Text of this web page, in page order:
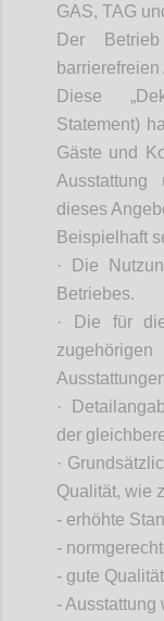
GAS, TAG
Der
Diese
Statement)
Gäste und
Ausstattung
dieses
Beispielhaft
· Die
Betriebes.
· Die für
·
der
·
Qualität, wie
- erhöhte
-
- gute Qualität
- Ausstattung